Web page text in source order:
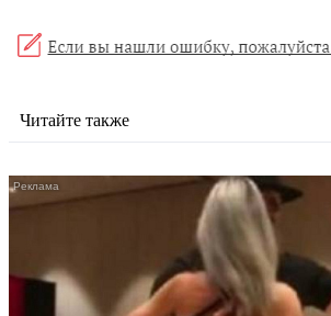
Читайте также